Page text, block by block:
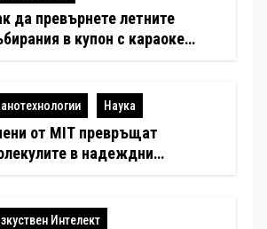
да превърнете летните
в купон с караоке
Наука
от MIT превръщат
в надеждни
Интелект